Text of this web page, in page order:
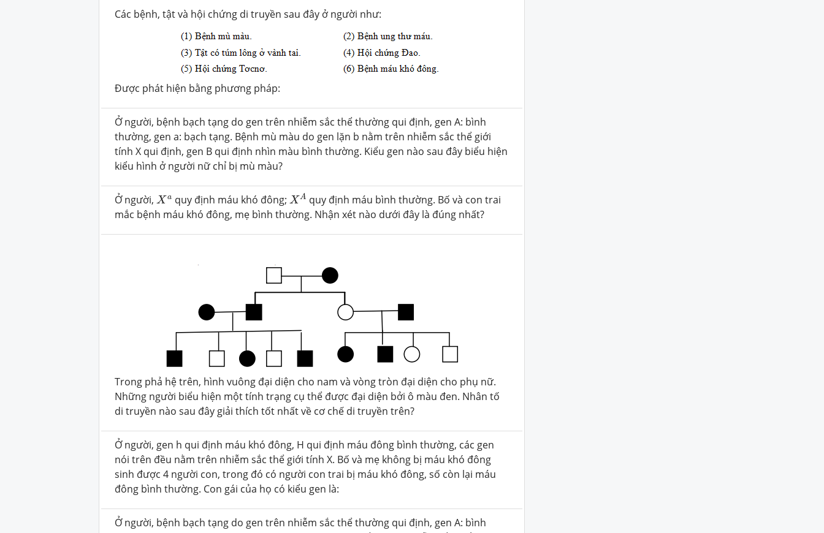
Các bệnh, tật và hội chứng di truyền sau đây ở người như:
Được phát hiện bằng phương pháp:
Ở người, bệnh bạch tạng do gen trên nhiễm sắc thể thường qui định, gen A: bình
thường, gen a: bạch tạng. Bệnh mù màu do gen lặn b nằm trên nhiễm sắc thể giới
tính X qui định, gen B qui định nhìn màu bình thường. Kiểu gen nào sau đây biểu hiện
kiểu hình ở người nữ chỉ bị mù màu?
Ở người,X a
Xa quy định máu khó đông; XA
XA quy định máu bình thường. Bố và con trai
mắc bệnh máu khó đông, mẹ bình thường. Nhận xét nào dưới đây là đúng nhất?
Trong phả hệ trên, hình vuông đại diện cho nam và vòng tròn đại diện cho phụ nữ.
Những người biểu hiện một tính trạng cụ thể được đại diện bởi ô màu đen. Nhân tố
di truyền nào sau đây giải thích tốt nhất về cơ chế di truyền trên?
Ở người, gen h qui định máu khó đông, H qui định máu đông bình thường, các gen
nói trên đều nằm trên nhiễm sắc thể giới tính X. Bố và mẹ không bị máu khó đông
sinh được 4 người con, trong đó có người con trai bị máu khó đông, số còn lại máu
đông bình thường. Con gái của họ có kiểu gen là:
Ở người, bệnh bạch tạng do gen trên nhiễm sắc thể thường qui định, gen A: bình